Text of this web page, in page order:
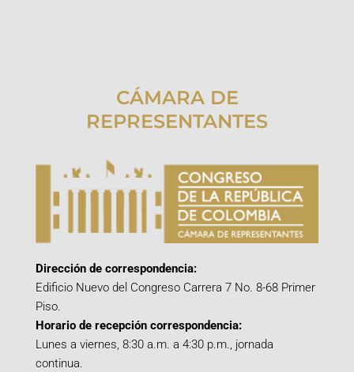
CÁMARA DE
REPRESENTANTES
Dirección de correspondencia:
Edificio Nuevo del Congreso Carrera 7 No. 8-68 Primer
Piso.
Horario de recepción correspondencia:
Lunes a viernes, 8:30 a.m. a 4:30 p.m., jornada
continua.